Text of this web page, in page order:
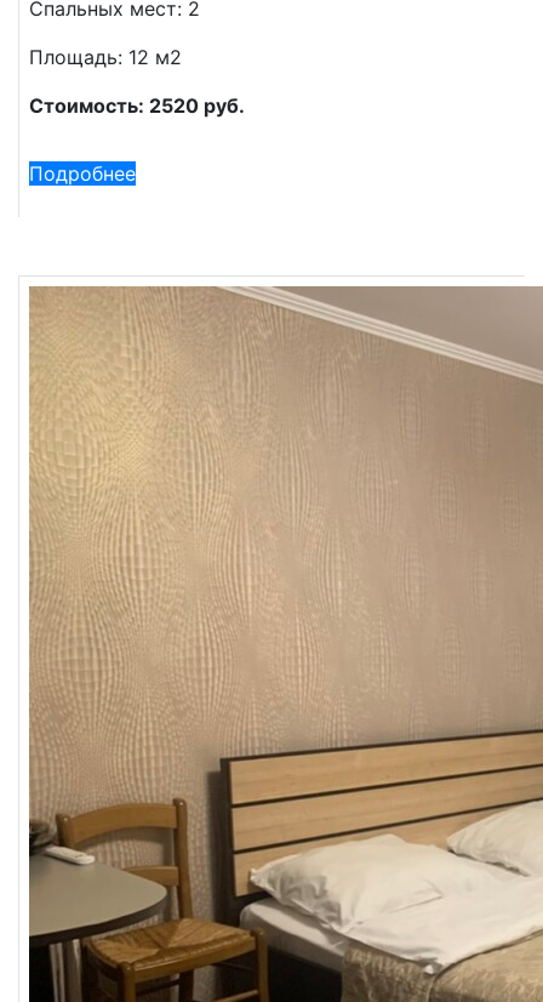
Спальных мест: 2
Площадь: 12 м2
Стоимость: 2520 руб.
Подробнее